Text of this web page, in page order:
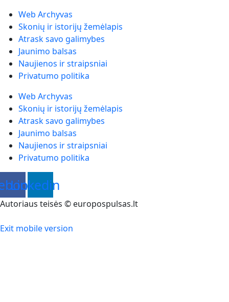
Web Archyvas
Skonių ir istorijų žemėlapis
Atrask savo galimybes
Jaunimo balsas
Naujienos ir straipsniai
Privatumo politika
Web Archyvas
Skonių ir istorijų žemėlapis
Atrask savo galimybes
Jaunimo balsas
Naujienos ir straipsniai
Privatumo politika
Linkedin
Autoriaus teisės © europospulsas.lt
Exit mobile version